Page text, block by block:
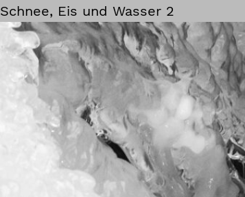
Schnee, Eis und Wasser 2